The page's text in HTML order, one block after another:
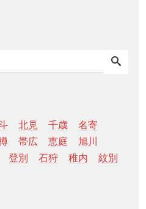
北見 千歳
名寄
帯広 恵庭
旭川
登別 石狩 稚内
紋別